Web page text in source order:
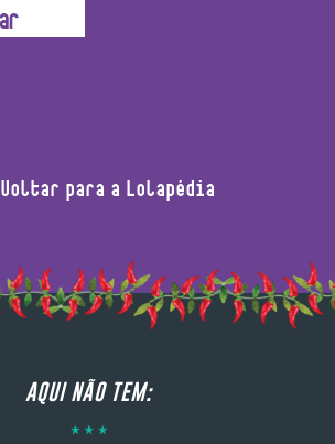
Voltar para a Lolapédia
AQUI NÃO TEM: